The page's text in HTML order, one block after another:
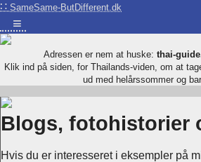
∷ SameSame-ButDifferent.dk
≡
Adressen er nem at huske: thai-
Klik ind på siden, for Thailands-viden, om at
ud med helårssommer og
Blogs, fotohistorier
Hvis du er interesseret i eksempler på